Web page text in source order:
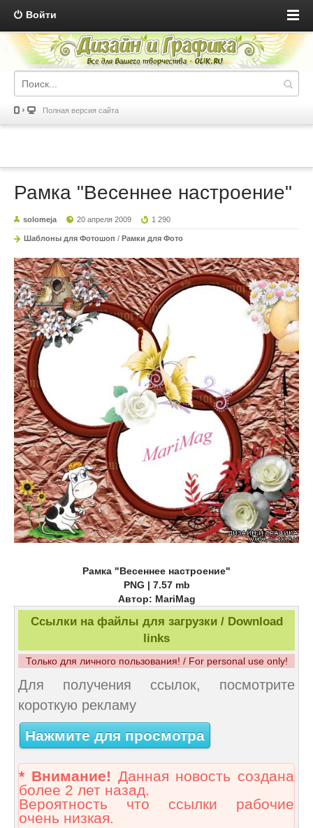
Войти
Полная версия сайта
Рамка "Весеннее настроение"
solomeja 20 апреля 2009 1 290
Шаблоны для Фотошоп / Рамки для Фото
Рамка "Весеннее настроение"
PNG | 7.57 mb
Автор: MariMag
Ссылки на файлы для загрузки / Download
links
Только для личного пользования! / For personal use only!
Для получения ссылок, посмотрите
короткую рекламу
Нажмите для просмотра
* Внимание! Данная новость создана
более 2 лет назад.
Вероятность что ссылки рабочие
очень низкая.